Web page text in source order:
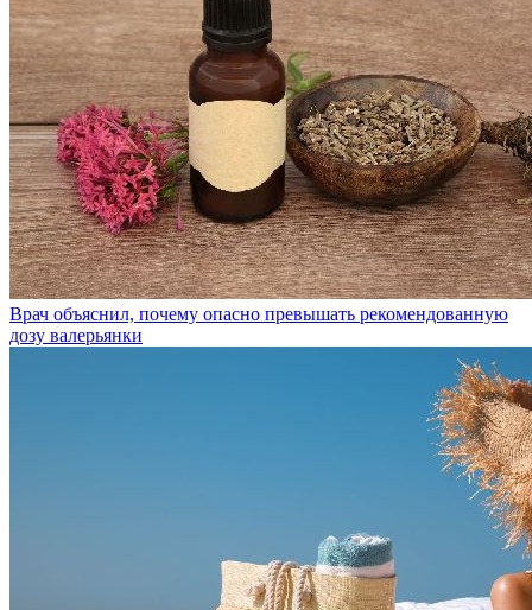
Врач объяснил, почему опасно превышать рекомендованную
дозу валерьянки